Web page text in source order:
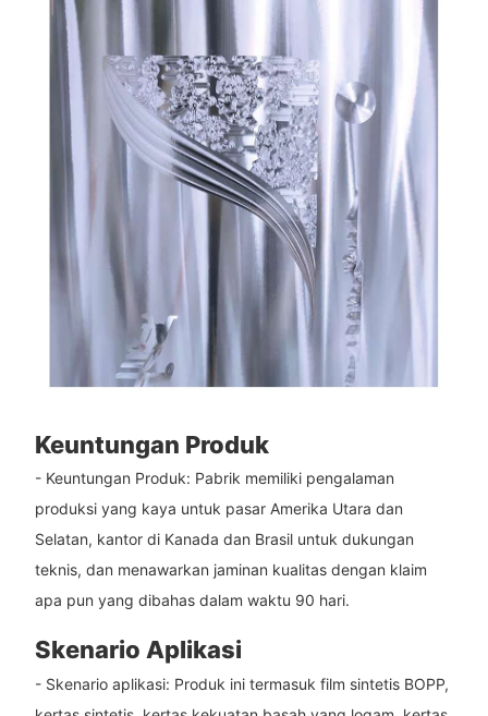
Keuntungan Produk
- Keuntungan Produk: Pabrik memiliki pengalaman
produksi yang kaya untuk pasar Amerika Utara dan
Selatan, kantor di Kanada dan Brasil untuk dukungan
teknis, dan menawarkan jaminan kualitas dengan klaim
apa pun yang dibahas dalam waktu 90 hari.
Skenario Aplikasi
- Skenario aplikasi: Produk ini termasuk film sintetis BOPP,